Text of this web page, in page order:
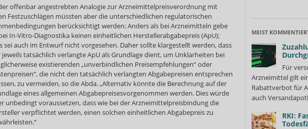
offenbar angestrebten Analogie zur Arzneimittelpreisverordnung mit
Festzuschlägen müssten aber die unterschiedlichen regulatorischen
berücksichtigt werden: Anders als bei Arzneimitteln gebe
In-Vitro-Diagnostika keinen einheitlichen Herstellerabgabepreis (ApU);
sei auch im Entwurf nicht vorgesehen. Daher sollte klargestellt werden, dass
jeweils tatsächlich verlangte ApU als Grundlage dient, um Unklarheiten bei
existierenden „unverbindlichen Preisempfehlungen“ oder
die nicht den tatsächlich verlangten Abgabepreisen entsprechen
zu vermeiden, so die Abda. „Alternativ könnte die Berechnung auf der
eines allgemeinen Abgabepreisesvorgenommen werden. Dies würde
unbedingt voraussetzen, dass wie bei der Arzneimittelpreisbindung die
verpflichtet werden, einen solchen einheitlichen Abgabepreis zu
MEIST
Für
Arzneimittel gilt
Rabattverbot für
auch
RKI: